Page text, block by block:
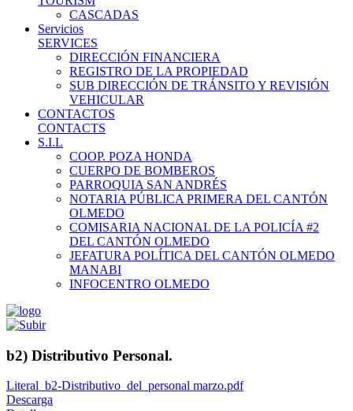
CASCADAS
Servicios
SERVICES
DIRECCIÓN FINANCIERA
REGISTRO DE LA PROPIEDAD
SUB DIRECCIÓN DE TRÁNSITO Y REVISIÓN
VEHICULAR
CONTACTOS
CONTACTS
S.I.L
COOP. POZA HONDA
CUERPO DE BOMBEROS
PARROQUIA SAN ANDRÉS
NOTARIA PÚBLICA PRIMERA DEL CANTÓN
OLMEDO
COMISARIA NACIONAL DE LA POLICÍA #2
DEL CANTÓN OLMEDO
JEFATURA POLÍTICA DEL CANTÓN OLMEDO
MANABI
INFOCENTRO OLMEDO
b2) Distributivo Personal.
Literal_b2-Distributivo_del_personal marzo.pdf
Descarga